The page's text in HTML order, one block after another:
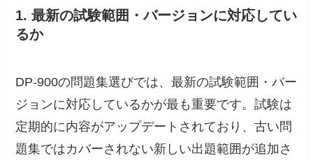
1. 最新の試験範囲・バージョンに対応してい
るか
DP-900の問題集選びでは、最新の試験範囲・バー
ジョンに対応しているかが最も重要です。試験は
定期的に内容がアップデートされており、古い問
題集ではカバーされない新しい出題範囲が追加さ